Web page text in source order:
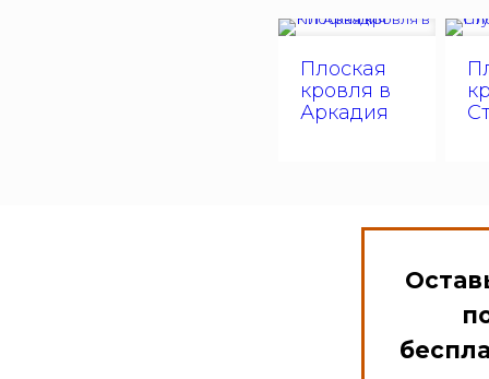
Плоская
кровля в
Аркадия